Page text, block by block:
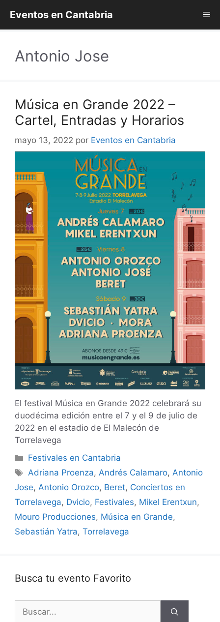
contenido
Eventos en Cantabria
Antonio Jose
Música en Grande 2022 –
Cartel, Entradas y Horarios
mayo 13, 2022 por Eventos en Cantabria
El festival Música en Grande 2022 celebrará su
duodécima edición entre el 7 y el 9 de julio de
2022 en el estadio de El Malecón de
Torrelavega
Categorías
Festivales en Cantabria
Etiquetas
Adriana Proenza,Andrés Calamaro,Antonio
Jose, Antonio Orozco, Beret, Conciertos en
Torrelavega, Dvicio, Festivales, Mikel Erentxun,
Mouro Producciones, Música en Grande,
Sebastián Yatra, Torrelavega
Busca tu evento Favorito
Buscar: